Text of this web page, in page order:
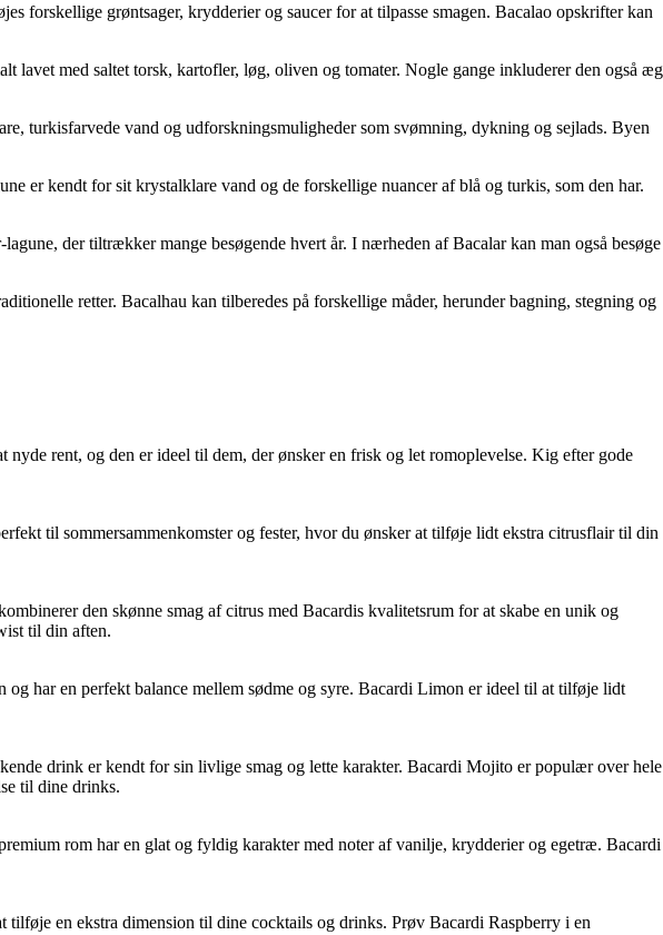
forskellige grøntsager, krydderier og saucer for at tilpasse smagen. Bacalao opskrifter kan
lavet med saltet torsk, kartofler, løg, oliven og tomater. Nogle gange inkluderer den også æg
turkisfarvede vand og udforskningsmuligheder som svømning, dykning og sejlads. Byen
er kendt for sit krystalklare vand og de forskellige nuancer af blå og turkis, som den har.
der tiltrækker mange besøgende hvert år. I nærheden af Bacalar kan man også besøge
retter. Bacalhau kan tilberedes på forskellige måder, herunder bagning, stegning og
rent, og den er ideel til dem, der ønsker en frisk og let romoplevelse. Kig efter gode
til sommersammenkomster og fester, hvor du ønsker at tilføje lidt ekstra citrusflair til din
den skønne smag af citrus med Bacardis kvalitetsrum for at skabe en unik og
til din aften.
har en perfekt balance mellem sødme og syre. Bacardi Limon er ideel til at tilføje lidt
drink er kendt for sin livlige smag og lette karakter. Bacardi Mojito er populær over hele
til dine drinks.
rom har en glat og fyldig karakter med noter af vanilje, krydderier og egetræ. Bacardi
en ekstra dimension til dine cocktails og drinks. Prøv Bacardi Raspberry i en